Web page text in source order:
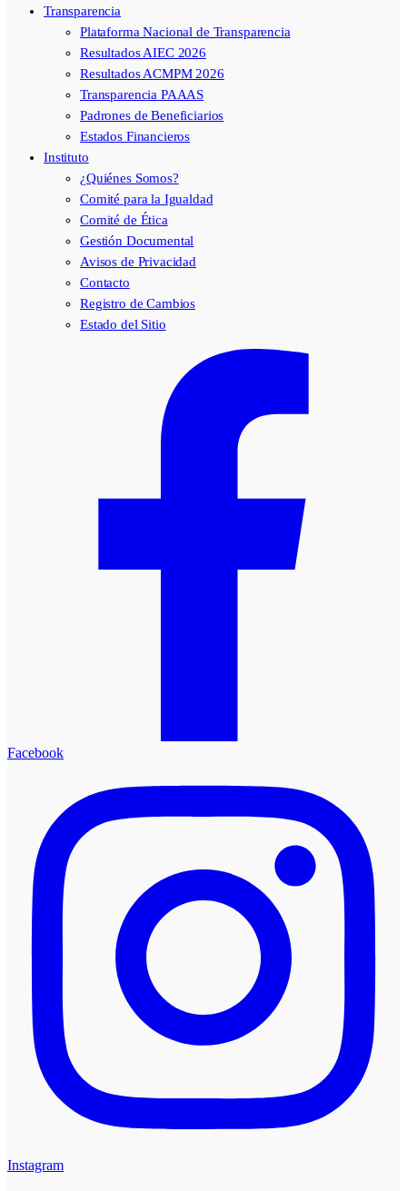
Transparencia
Plataforma Nacional de Transparencia
Resultados AIEC 2026
Resultados ACMPM 2026
Transparencia PAAAS
Padrones de Beneficiarios
Estados Financieros
Instituto
¿Quiénes Somos?
Comité para la Igualdad
Comité de Ética
Gestión Documental
Avisos de Privacidad
Contacto
Registro de Cambios
Estado del Sitio
Facebook
Instagram